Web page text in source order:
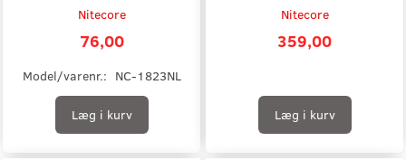
Nitecore
76,00
Model/varenr.: NC-1823NL
Læg i kurv
Nitecore
359,00
Læg i kurv